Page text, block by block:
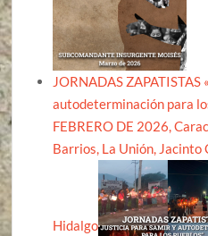
JORNADAS
autodeterminación para
FEBRERO DE 2026,
Barrios, La Unión, Jacinto
Hidalgo